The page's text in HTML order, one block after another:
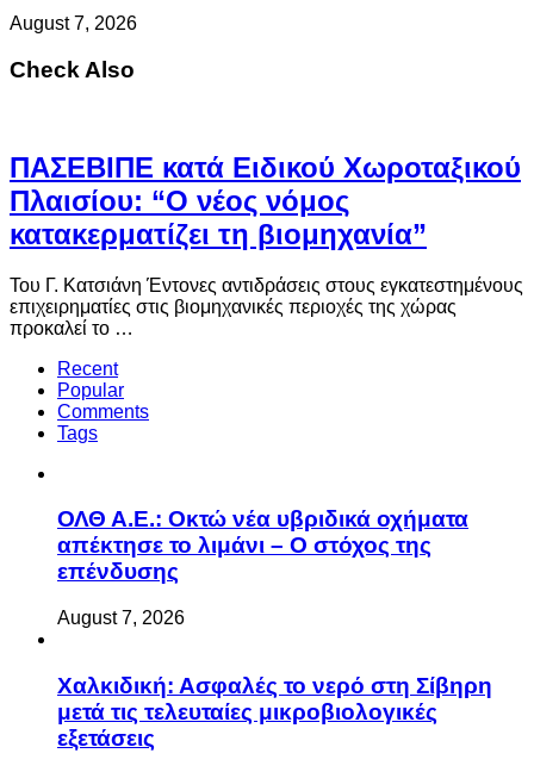
August 7, 2026
Check Also
ΠΑΣΕΒΙΠΕ κατά Ειδικού Χωροταξικού
Πλαισίου: “Ο νέος νόμος
κατακερματίζει τη βιομηχανία”
Του Γ. Κατσιάνη Έντονες αντιδράσεις στους εγκατεστημένους
επιχειρηματίες στις βιομηχανικές περιοχές της χώρας
προκαλεί το …
Recent
Popular
Comments
Tags
ΟΛΘ Α.Ε.: Οκτώ νέα υβριδικά οχήματα
απέκτησε το λιμάνι – Ο στόχος της
επένδυσης
August 7, 2026
Χαλκιδική: Ασφαλές το νερό στη Σίβηρη
μετά τις τελευταίες μικροβιολογικές
εξετάσεις